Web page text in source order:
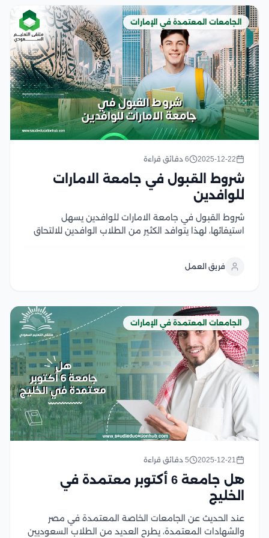
الجامعات المعتمدة في الإمارات
2025-12-22 6 دقائق قراءة
شروط القبول في جامعة الامارات
للوافدين
شروط القبول في جامعة الامارات للوافدين يسهل
استيفائها، لهذا يتوافد الكثير من الطلاب الوافدين للالتحاق
في بيئة العمل بعد التخرج يضمن تحقيق الدارسين
فريق العمل
الجامعات المعتمدة في الإمارات
2025-12-21 5 دقائق قراءة
هل جامعة 6 أكتوبر معتمدة في
الخليج
عند الحديث عن الجامعات الخاصة المعتمدة في مصر
والشهادات المعتمدة، يطرح العديد من الطلاب السعوديين